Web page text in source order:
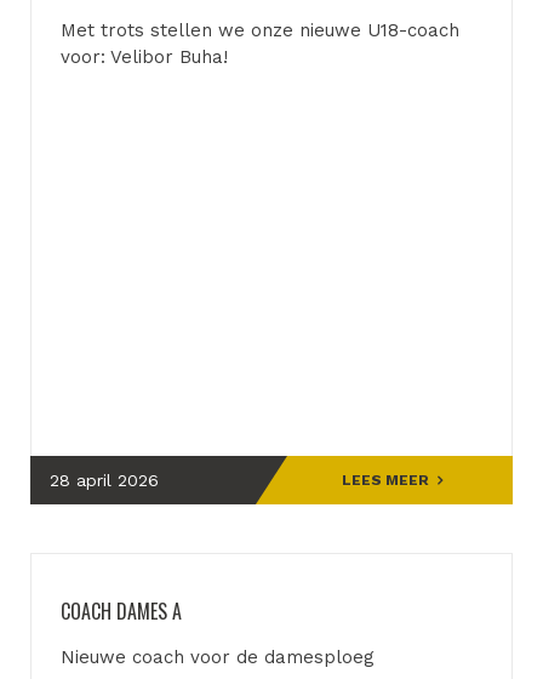
Met trots stellen we onze nieuwe U18-coach
voor: Velibor Buha!
28 april 2026 LEES MEER
COACH DAMES A
Nieuwe coach voor de damesploeg